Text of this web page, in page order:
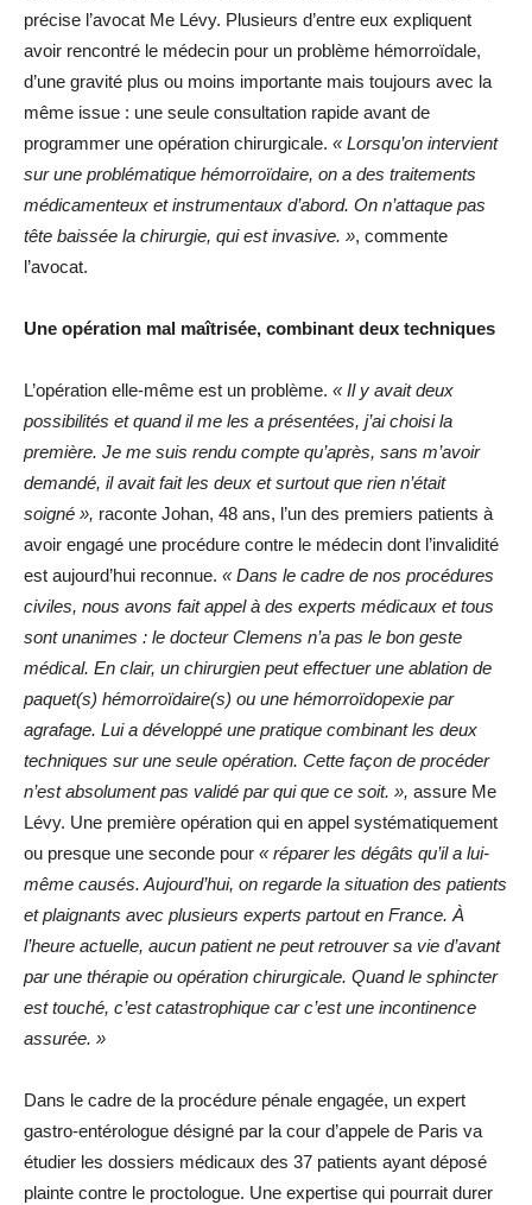
précise l’avocat Me Lévy. Plusieurs d’entre eux expliquent
avoir rencontré le médecin pour un problème hémorroïdale,
d’une gravité plus ou moins importante mais toujours avec la
même issue : une seule consultation rapide avant de
programmer une opération chirurgicale. « Lorsqu’on intervient
sur une problématique hémorroïdaire, on a des traitements
médicamenteux et instrumentaux d’abord. On n’attaque pas
tête baissée la chirurgie, qui est invasive. », commente
l’avocat.
Une opération mal maîtrisée, combinant deux techniques
L’opération elle-même est un problème. « Il y avait deux
possibilités et quand il me les a présentées, j’ai choisi la
première. Je me suis rendu compte qu’après, sans m’avoir
demandé, il avait fait les deux et surtout que rien n’était
soigné », raconte Johan, 48 ans, l’un des premiers patients à
avoir engagé une procédure contre le médecin dont l’invalidité
est aujourd’hui reconnue. « Dans le cadre de nos procédures
civiles, nous avons fait appel à des experts médicaux et tous
sont unanimes : le docteur Clemens n’a pas le bon geste
médical. En clair, un chirurgien peut effectuer une ablation de
paquet(s) hémorroïdaire(s) ou une hémorroïdopexie par
agrafage. Lui a développé une pratique combinant les deux
techniques sur une seule opération. Cette façon de procéder
n’est absolument pas validé par qui que ce soit. », assure Me
Lévy. Une première opération qui en appel systématiquement
ou presque une seconde pour « réparer les dégâts qu’il a lui-
même causés. Aujourd’hui, on regarde la situation des patients
et plaignants avec plusieurs experts partout en France. À
l’heure actuelle, aucun patient ne peut retrouver sa vie d’avant
par une thérapie ou opération chirurgicale. Quand le sphincter
est touché, c’est catastrophique car c’est une incontinence
assurée. »
Dans le cadre de la procédure pénale engagée, un expert
gastro-entérologue désigné par la cour d’appele de Paris va
étudier les dossiers médicaux des 37 patients ayant déposé
plainte contre le proctologue. Une expertise qui pourrait durer